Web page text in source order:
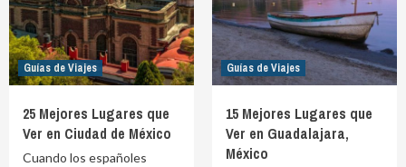
Guías de Viajes
25 Mejores Lugares que
Ver en Ciudad de México
Cuando los españoles
Guías de Viajes
15 Mejores Lugares que
Ver en Guadalajara,
México